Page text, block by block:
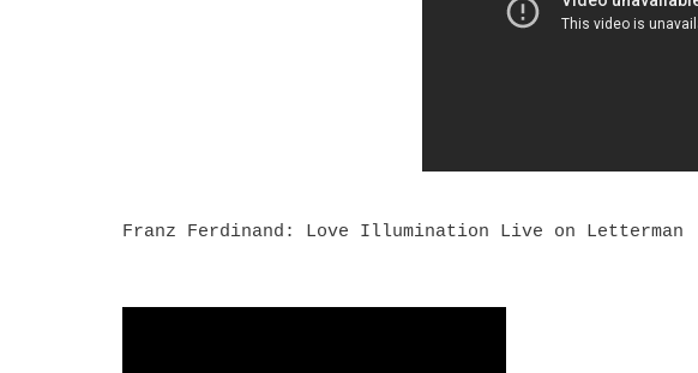
Franz Ferdinand: Love Illumination Live on Letterman